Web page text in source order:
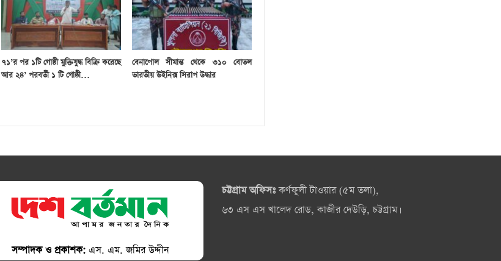
৭১’র পর ১টি গোষ্ঠী মুক্তিযুদ্ধ বিক্রি করেছে
আর ২৪’ পরবর্তী ১ টি গোষ্ঠী…
বেনাপোল সীমান্ত থেকে ৩১০ বোতল
ভারতীয় উইনিক্স সিরাপ উদ্ধার
সম্পাদক ও প্রকাশক: এস. এম. জমির উদ্দীন
চট্টগ্রাম অফিসঃকর্ণফুলী টাওয়ার (৫ম তলা),
৬৩ এস এস খালেদ রোড, কাজীর দেউড়ি, চট্টগ্রাম।